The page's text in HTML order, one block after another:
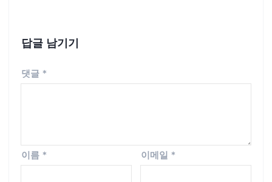
답글 남기기
댓글 *
이름 * 이메일 *